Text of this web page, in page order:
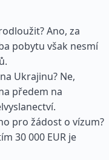
Ano, za
pobytu však nesmí
Ukrajinu? Ne,
předem na
pro žádost o vízum?
30 000 EUR je